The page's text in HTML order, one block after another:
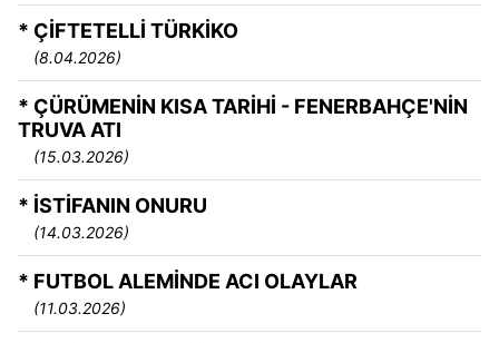
* ÇİFTETELLİ TÜRKİKO
(8.04.2026)
* ÇÜRÜMENİN KISA TARİHİ - FENERBAHÇE'NİN
TRUVA ATI
(15.03.2026)
* İSTİFANIN ONURU
(14.03.2026)
* FUTBOL ALEMİNDE ACI OLAYLAR
(11.03.2026)